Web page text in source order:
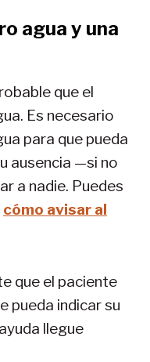
agua y una
que el
Es necesario
para que pueda
ausencia —si no
a nadie. Puedes
cómo avisar al
que el paciente
pueda indicar su
llegue